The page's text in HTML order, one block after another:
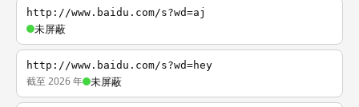
http://www.baidu.com/s?wd=aj
未屏蔽
http://www.baidu.com/s?wd=hey
截至 2026 年 未屏蔽